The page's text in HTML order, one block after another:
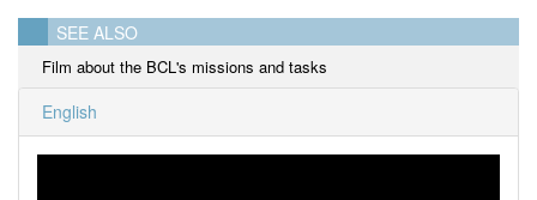
SEE ALSO
Film about the BCL's missions and tasks
English